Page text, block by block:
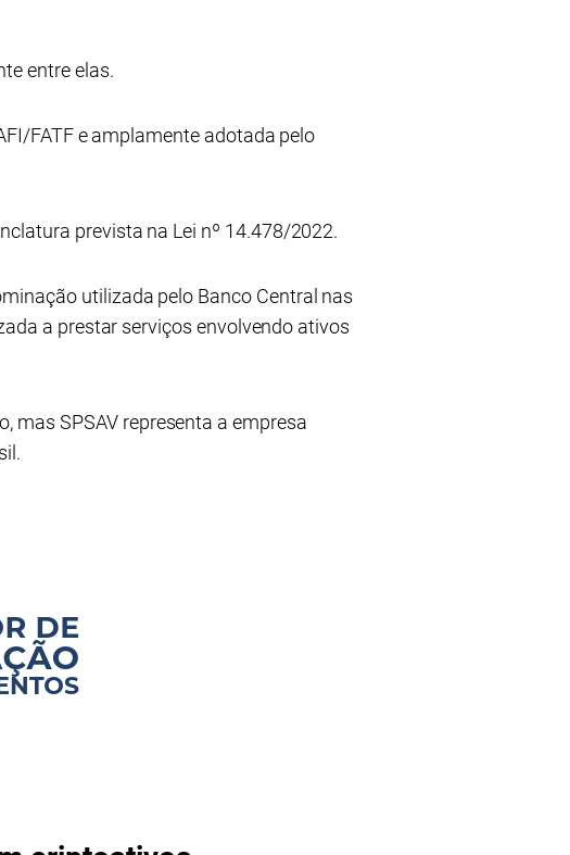
entre elas.
FATF e amplamente adotada pelo
prevista na Lei nº 14.478/2022.
utilizada pelo Banco Central nas
a prestar serviços envolvendo ativos
mas SPSAV representa a empresa